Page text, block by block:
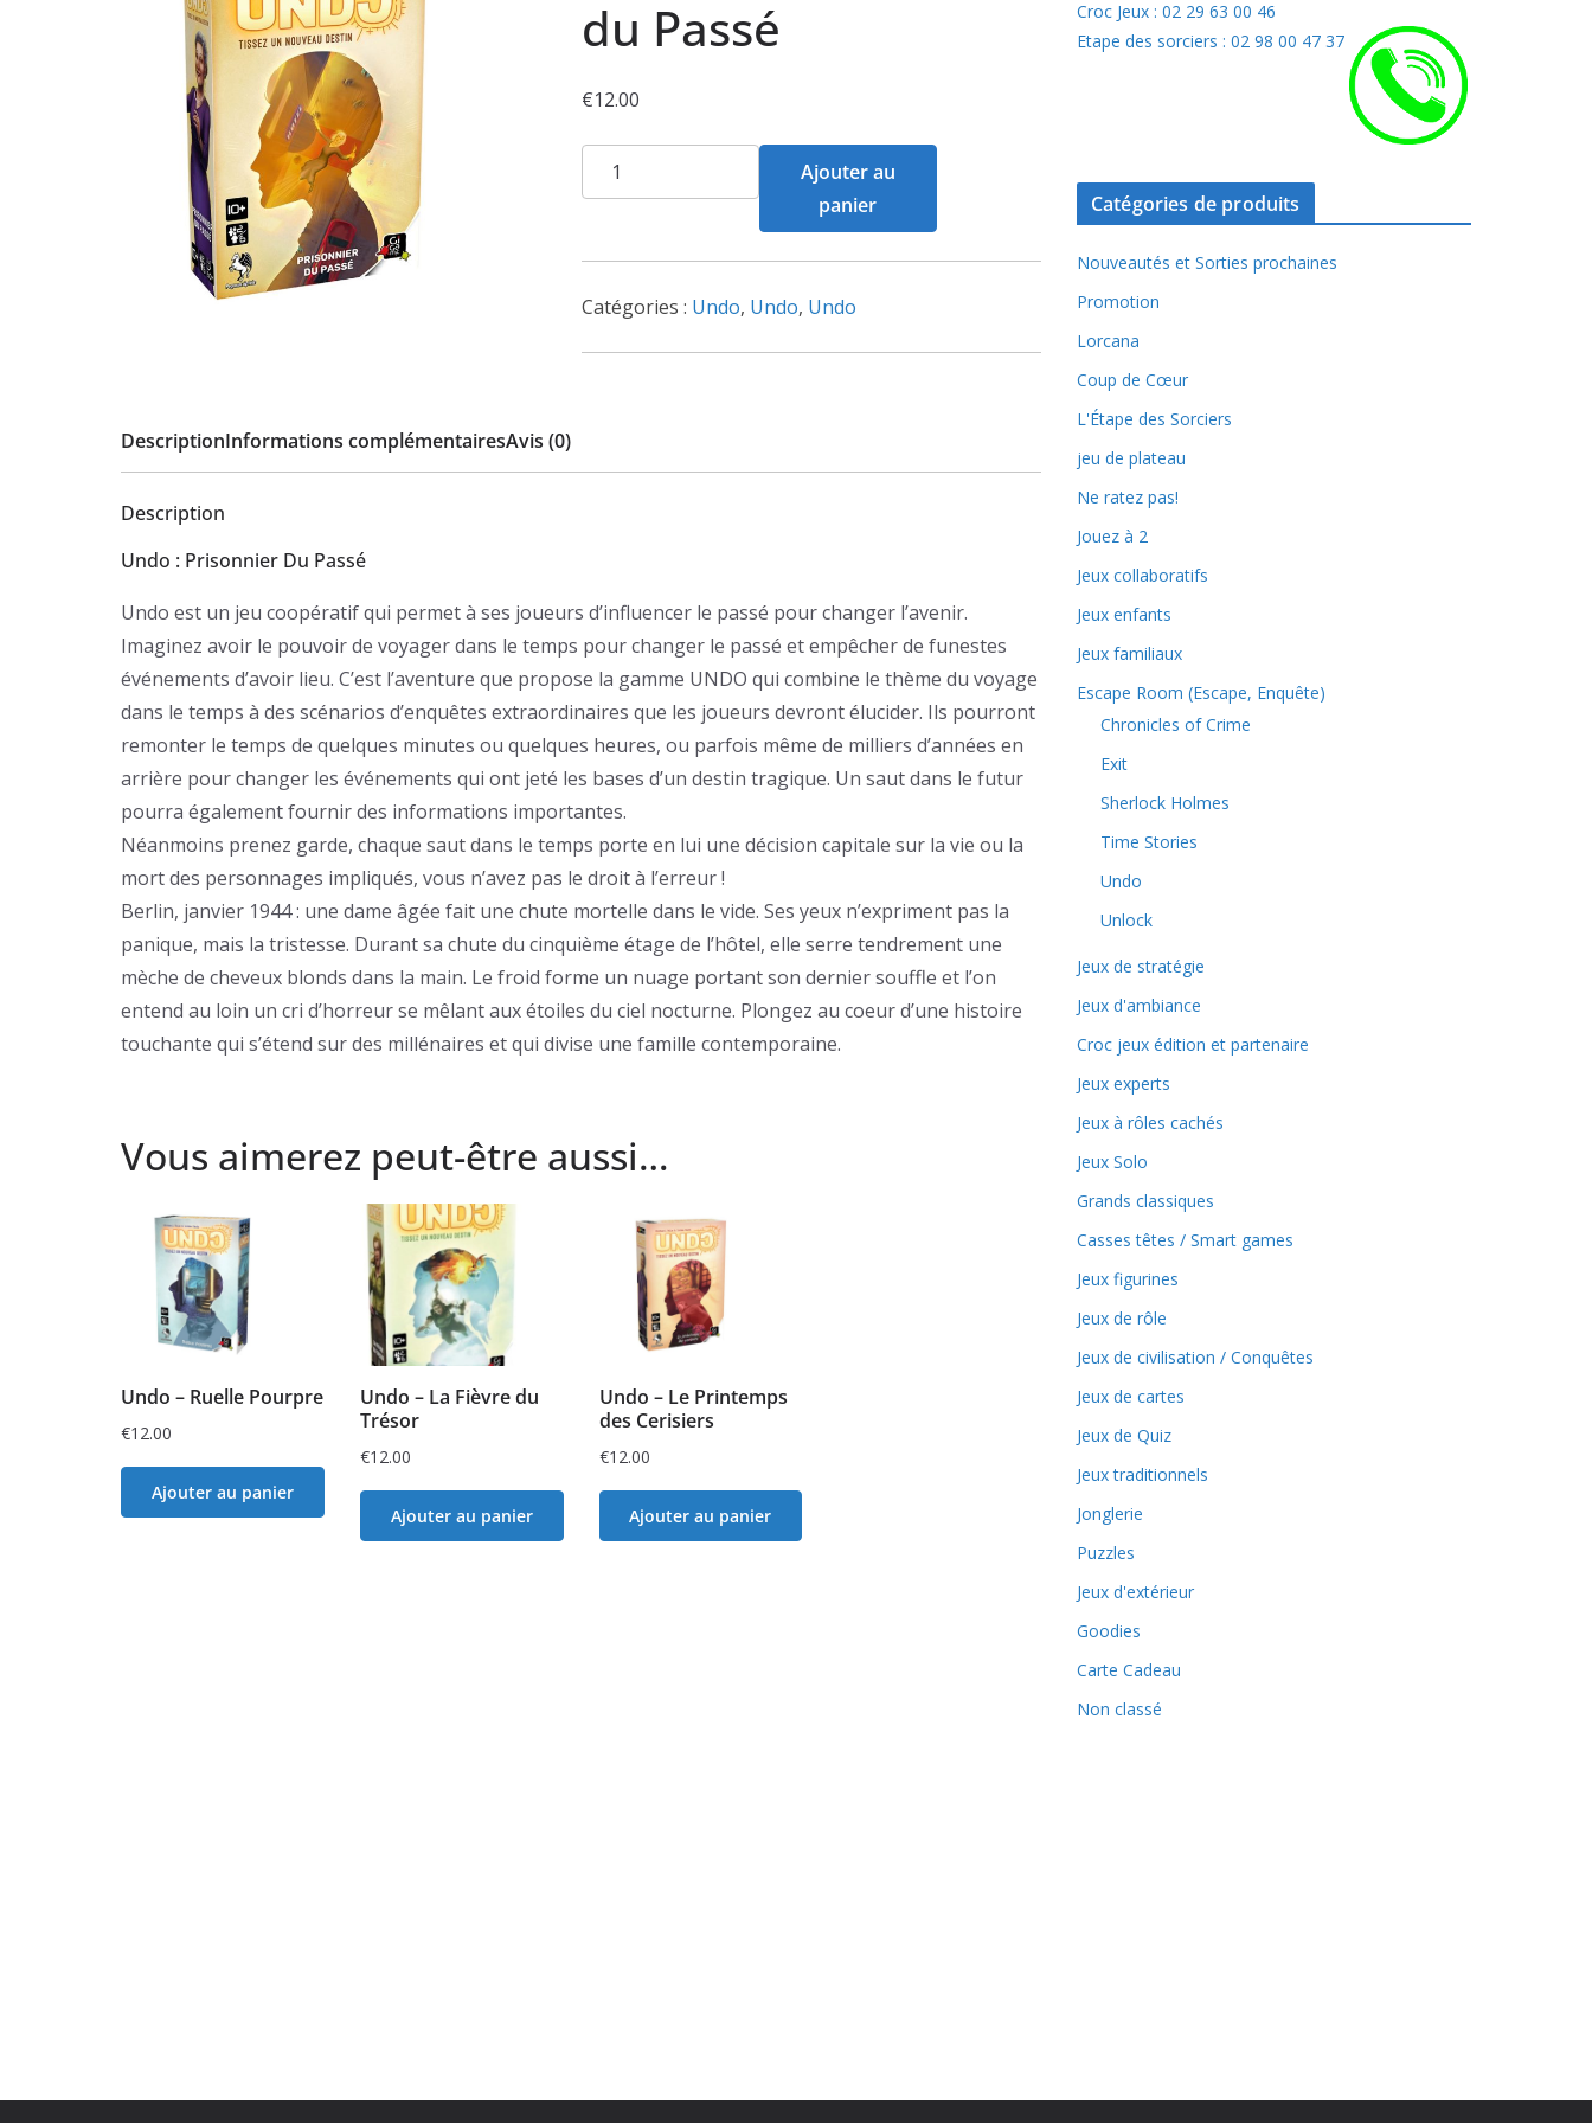
du Passé
€12.00
quantité
de
-
Passé
Ajouter au
panier
Catégories : Undo, Undo, Undo
DescriptionInformations complémentairesAvis (0)
Description
Undo : Prisonnier Du Passé
Undo est un jeu coopératif qui permet à ses joueurs d’influencer le passé pour changer l’avenir.
Imaginez avoir le pouvoir de voyager dans le temps pour changer le passé et empêcher de funestes
événements d’avoir lieu. C’est l’aventure que propose la gamme UNDO qui combine le thème du voyage
dans le temps à des scénarios d’enquêtes extraordinaires que les joueurs devront élucider. Ils pourront
remonter le temps de quelques minutes ou quelques heures, ou parfois même de milliers d’années en
arrière pour changer les événements qui ont jeté les bases d’un destin tragique. Un saut dans le futur
pourra également fournir des informations importantes.
Néanmoins prenez garde, chaque saut dans le temps porte en lui une décision capitale sur la vie ou la
mort des personnages impliqués, vous n’avez pas le droit à l’erreur !
Berlin, janvier 1944 : une dame âgée fait une chute mortelle dans le vide. Ses yeux n’expriment pas la
panique, mais la tristesse. Durant sa chute du cinquième étage de l’hôtel, elle serre tendrement une
mèche de cheveux blonds dans la main. Le froid forme un nuage portant son dernier souffle et l’on
entend au loin un cri d’horreur se mêlant aux étoiles du ciel nocturne. Plongez au coeur d’une histoire
touchante qui s’étend sur des millénaires et qui divise une famille contemporaine.
Vous aimerez peut-être aussi…
Undo – Ruelle Pourpre
€12.00
Ajouter au panier
Undo – La Fièvre du
Trésor
€12.00
Ajouter au panier
Undo – Le Printemps
des Cerisiers
€12.00
Ajouter au panier
Croc Jeux : 02 29 63 00 46
Etape des sorciers : 02 98 00 47 37
Catégories de produits
Nouveautés et Sorties prochaines
Promotion
Lorcana
Coup de Cœur
L'Étape des Sorciers
jeu de plateau
Ne ratez pas!
Jouez à 2
Jeux collaboratifs
Jeux enfants
Jeux familiaux
Escape Room (Escape, Enquête)
Chronicles of Crime
Exit
Sherlock Holmes
Time Stories
Undo
Unlock
Jeux de stratégie
Jeux d'ambiance
Croc jeux édition et partenaire
Jeux experts
Jeux à rôles cachés
Jeux Solo
Grands classiques
Casses têtes / Smart games
Jeux figurines
Jeux de rôle
Jeux de civilisation / Conquêtes
Jeux de cartes
Jeux de Quiz
Jeux traditionnels
Jonglerie
Puzzles
Jeux d'extérieur
Goodies
Carte Cadeau
Non classé